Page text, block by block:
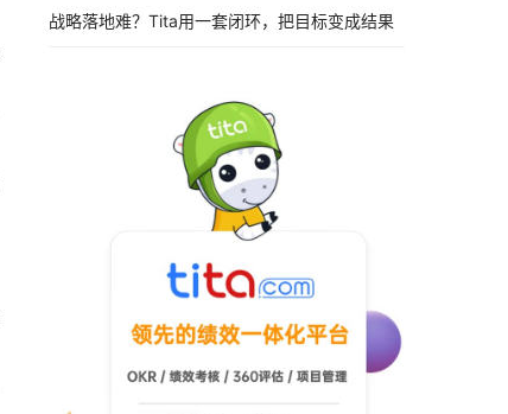
战略落地难？Tita用一套闭环，把目标变成结果